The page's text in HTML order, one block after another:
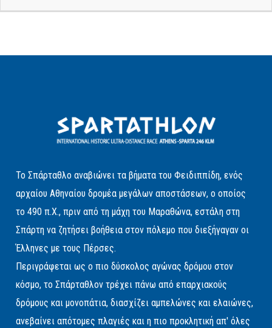
Το Σπάρταθλο αναβιώνει τα βήματα του Φειδιππίδη, ενός
αρχαίου Αθηναίου δρομέα μεγάλων αποστάσεων, ο οποίος
το 490 π.Χ., πριν από τη μάχη του Μαραθώνα, εστάλη στη
Σπάρτη να ζητήσει βοήθεια στον πόλεμο που διεξήγαγαν οι
Έλληνες με τους Πέρσες.
Περιγράφεται ως ο πιο δύσκολος αγώνας δρόμου στον
κόσμο, το Σπάρταθλον τρέχει πάνω από επαρχιακούς
δρόμους και μονοπάτια, διασχίζει αμπελώνες και ελαιώνες,
ανεβαίνει απότομες πλαγιές και η πιο προκλητική απ' όλες